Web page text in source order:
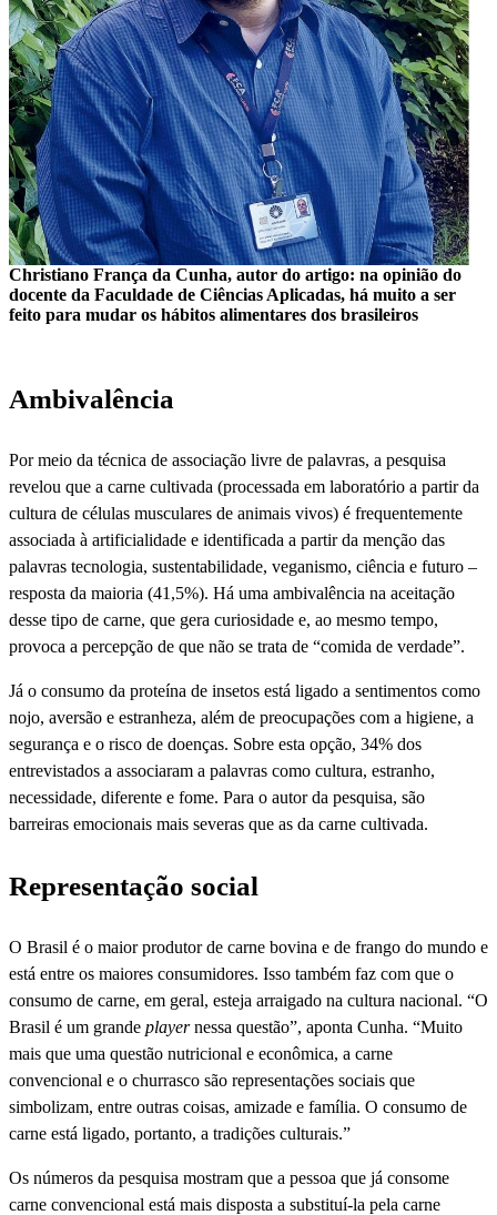
Christiano França da Cunha, autor do artigo: na opinião do
docente da Faculdade de Ciências Aplicadas, há muito a ser
feito para mudar os hábitos alimentares dos brasileiros
Ambivalência
Por meio da técnica de associação livre de palavras, a pesquisa
revelou que a carne cultivada (processada em laboratório a partir da
cultura de células musculares de animais vivos) é frequentemente
associada à artificialidade e identificada a partir da menção das
palavras tecnologia, sustentabilidade, veganismo, ciência e futuro –
resposta da maioria (41,5%). Há uma ambivalência na aceitação
desse tipo de carne, que gera curiosidade e, ao mesmo tempo,
provoca a percepção de que não se trata de “comida de verdade”.
Já o consumo da proteína de insetos está ligado a sentimentos como
nojo, aversão e estranheza, além de preocupações com a higiene, a
segurança e o risco de doenças. Sobre esta opção, 34% dos
entrevistados a associaram a palavras como cultura, estranho,
necessidade, diferente e fome. Para o autor da pesquisa, são
barreiras emocionais mais severas que as da carne cultivada.
Representação social
O Brasil é o maior produtor de carne bovina e de frango do mundo e
está entre os maiores consumidores. Isso também faz com que o
consumo de carne, em geral, esteja arraigado na cultura nacional. “O
Brasil é um grande playernessa questão”, aponta Cunha. “Muito
mais que uma questão nutricional e econômica, a carne
convencional e o churrasco são representações sociais que
simbolizam, entre outras coisas, amizade e família. O consumo de
carne está ligado, portanto, a tradições culturais.”
Os números da pesquisa mostram que a pessoa que já consome
carne convencional está mais disposta a substituí-la pela carne